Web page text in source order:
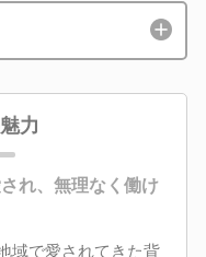
力
れ、無理なく働け
域で愛されてきた背